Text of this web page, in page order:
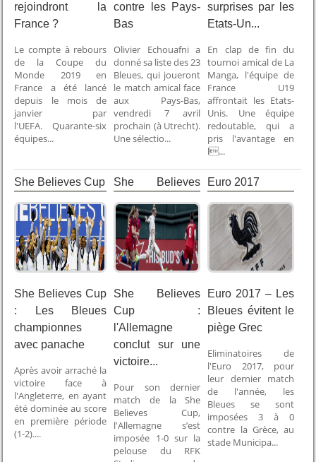
rejoindront la
France ?
Le compte à rebours
de la Coupe du
Monde 2019 en
France a été lancé
depuis le mois de
janvier par
l'UEFA. Quarante-six
équipes...
contre les Pays-
Bas
Olivier Echouafni a
donné sa liste des 23
Bleues, qui joueront
le match amical face
aux Pays-Bas,
vendredi 7 avril
prochain (à Utrecht).
Une sélectio...
surprises par les
Etats-Un...
En clap de fin du
tournoi amical de La
Manga, l'équipe de
France U19
affrontait les Etats-
Unis. Une équipe
redoutable, qui a
pris l'avantage en
l...
She Believes Cup
She Believes Cup
: Les Bleues
championnes
avec panache
Après avoir arraché la
victoire face à
l'Angleterre, en ayant
été dominée au score
en première période
(1-2)....
She Believes
She Believes
Cup :
l'Allemagne
conclut sur une
victoire...
Pour son dernier
match de la She
Believes Cup,
l'Allemagne s’est
imposée 1-0 sur la
pelouse du RFK
Euro 2017
Euro 2017 – Les
Bleues évitent le
piège Grec
Eliminatoires de
l'Euro 2017, pour
leur dernier match
de l'année, les
Bleues se sont
imposées 3 à 0
contre la Grèce, au
stade Municipa...